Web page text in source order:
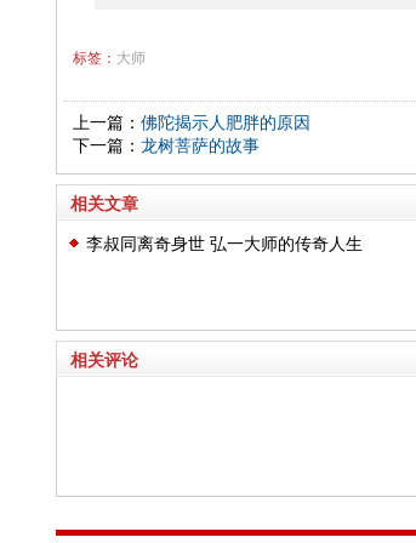
标签： 大师
上一篇： 佛陀揭示人肥胖的原因
下一篇： 龙树菩萨的故事
相关文章
李叔同离奇身世 弘一大师的传奇人生
相关评论